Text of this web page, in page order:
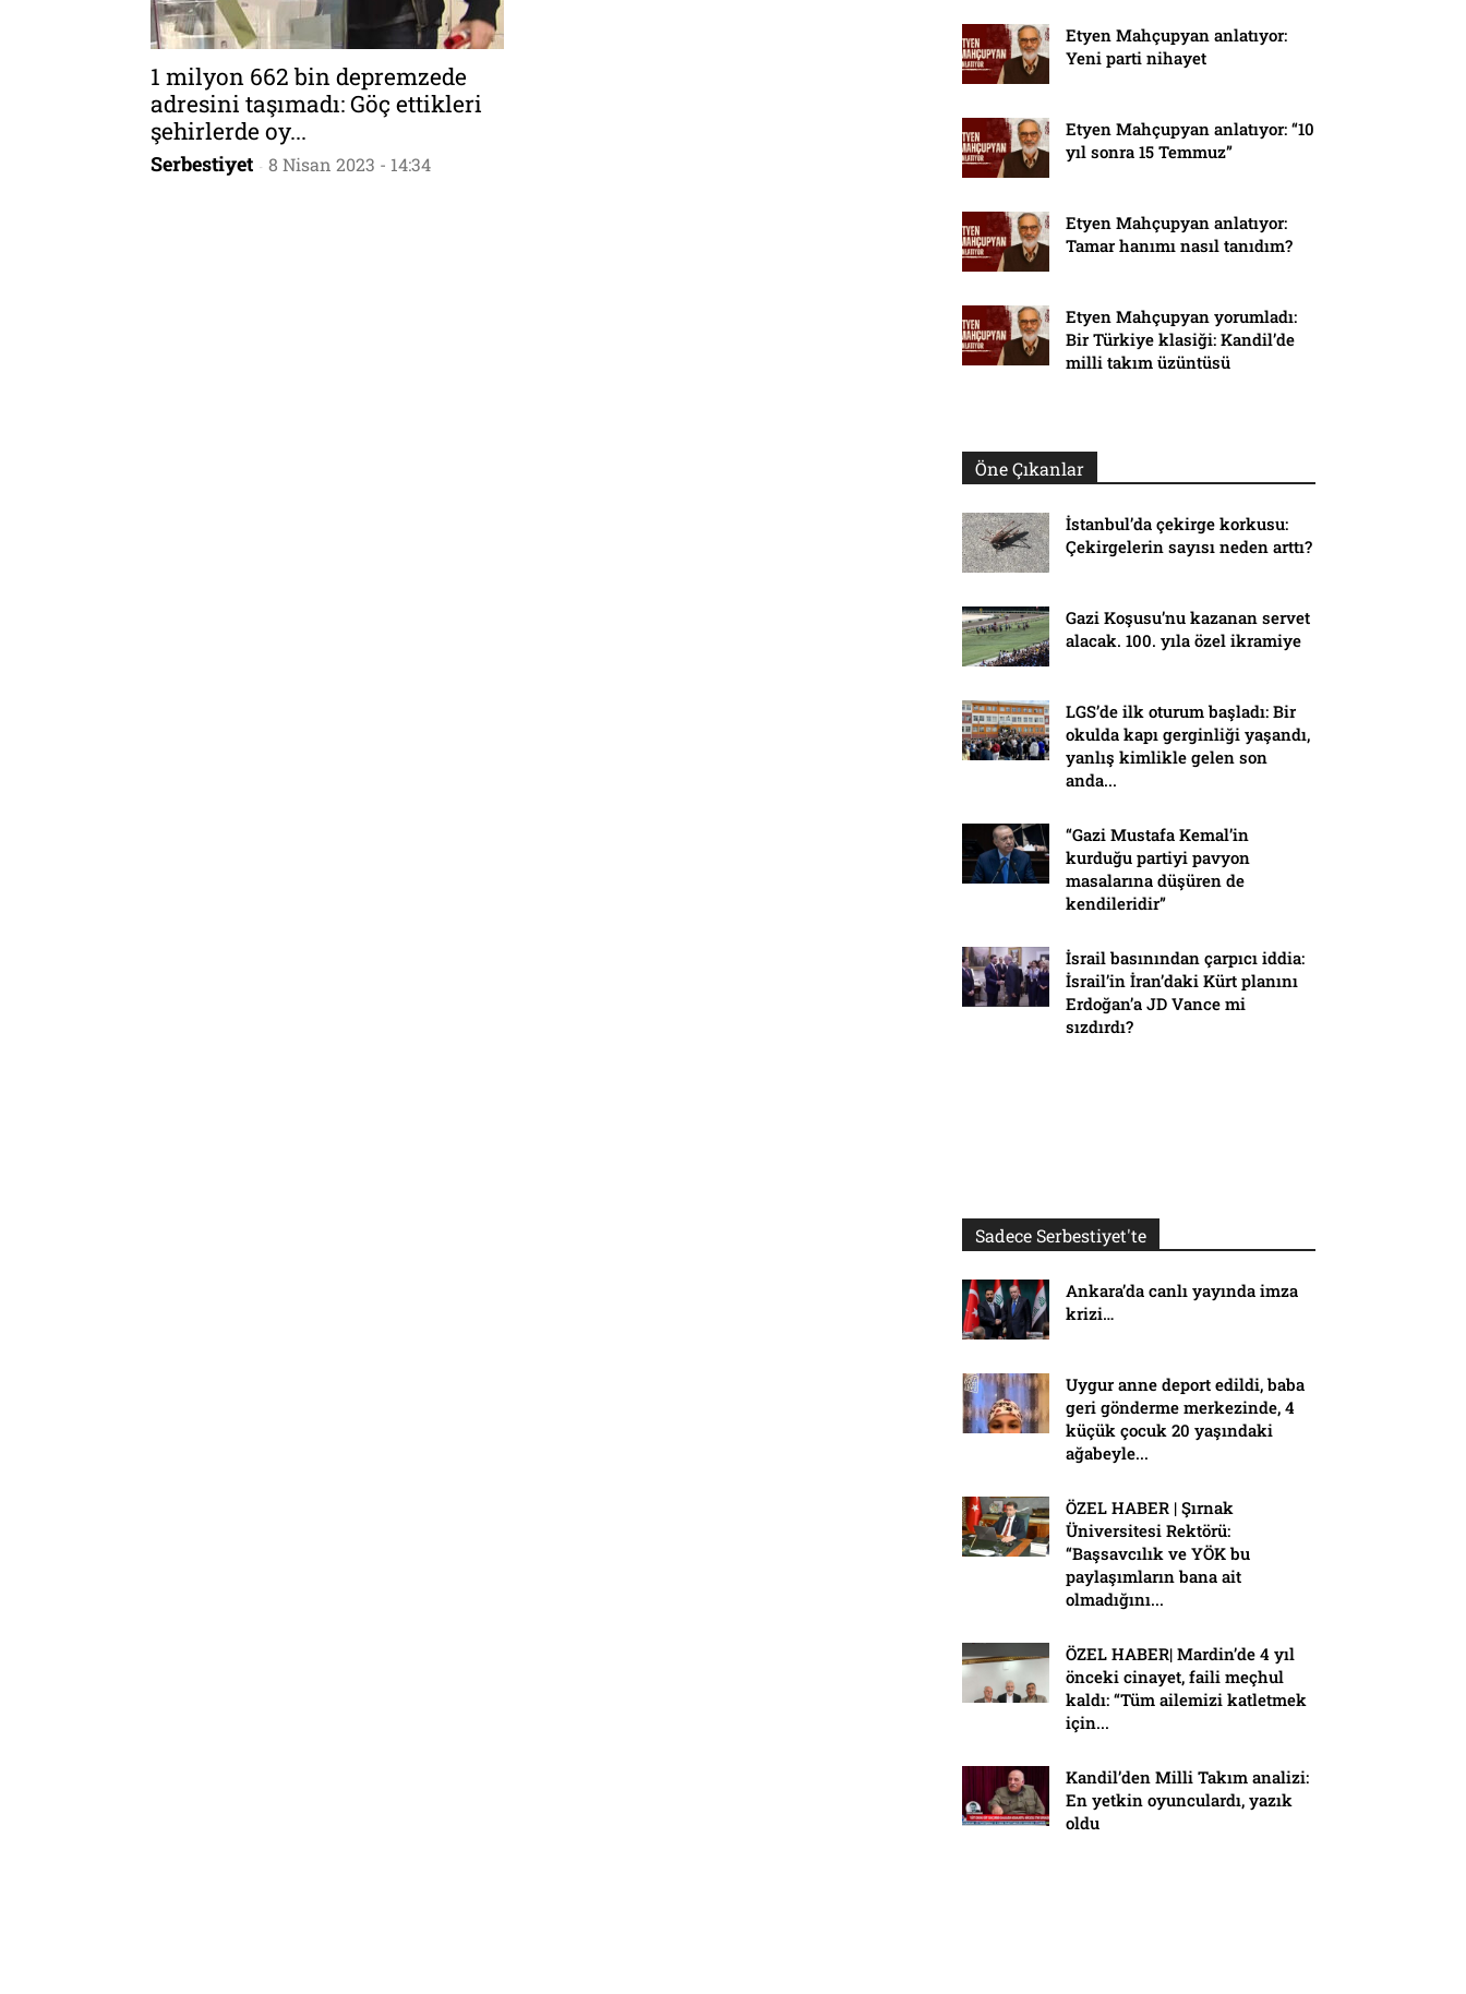
1 milyon 662 bin depremzede
adresini taşımadı: Göç ettikleri
şehirlerde oy...
Serbestiyet - 8 Nisan 2023 - 14:34
Etyen Mahçupyan anlatıyor:
Yeni parti nihayet
Etyen Mahçupyan anlatıyor: “10
yıl sonra 15 Temmuz”
Etyen Mahçupyan anlatıyor:
Tamar hanımı nasıl tanıdım?
Etyen Mahçupyan yorumladı:
Bir Türkiye klasiği: Kandil’de
milli takım üzüntüsü
Öne Çıkanlar
İstanbul’da çekirge korkusu:
Çekirgelerin sayısı neden arttı?
Gazi Koşusu’nu kazanan servet
alacak. 100. yıla özel ikramiye
LGS’de ilk oturum başladı: Bir
okulda kapı gerginliği yaşandı,
yanlış kimlikle gelen son
anda...
“Gazi Mustafa Kemal’in
kurduğu partiyi pavyon
masalarına düşüren de
kendileridir”
İsrail basınından çarpıcı iddia:
İsrail’in İran’daki Kürt planını
Erdoğan’a JD Vance mi
sızdırdı?
Sadece Serbestiyet'te
Ankara’da canlı yayında imza
krizi…
Uygur anne deport edildi, baba
geri gönderme merkezinde, 4
küçük çocuk 20 yaşındaki
ağabeyle...
ÖZEL HABER | Şırnak
Üniversitesi Rektörü:
“Başsavcılık ve YÖK bu
paylaşımların bana ait
olmadığını...
ÖZEL HABER| Mardin’de 4 yıl
önceki cinayet, faili meçhul
kaldı: “Tüm ailemizi katletmek
için...
Kandil’den Milli Takım analizi:
En yetkin oyunculardı, yazık
oldu